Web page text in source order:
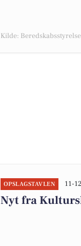
Kilde:
OPSLAGSTAVLEN 11-
Nyt fra